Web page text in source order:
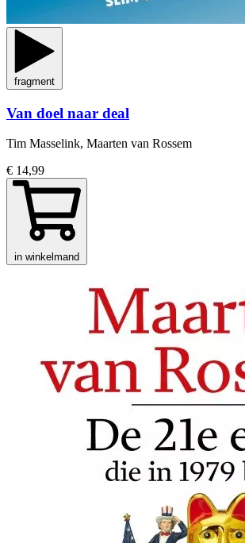
fragment
Van doel naar deal
Tim Masselink, Maarten van Rossem
€ 14,99
in winkelmand